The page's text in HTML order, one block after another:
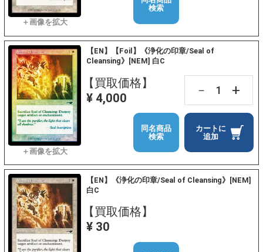
検索
【EN】【Foil】《浄化の印章/Seal of
Cleansing》[NEM] 白C
【買取価格】
¥ 4,000
－ +
カートに
追加
同名商品
検索
【EN】《浄化の印章/Seal of Cleansing》[NEM]
白C
【買取価格】
¥ 30